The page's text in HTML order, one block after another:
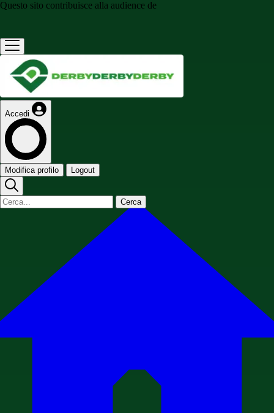
Questo sito contribuisce alla audience de
Accedi
Modifica profilo Logout
Cerca